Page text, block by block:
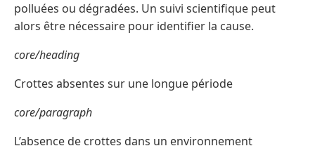
polluées ou dégradées. Un suivi scientifique peut
alors être nécessaire pour identifier la cause.
core/heading
Crottes absentes sur une longue période
core/paragraph
L’absence de crottes dans un environnement